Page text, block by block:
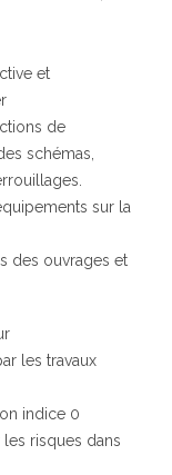
et
de
schémas,
sur la
des ouvrages et
les travaux
indice 0
les risques dans